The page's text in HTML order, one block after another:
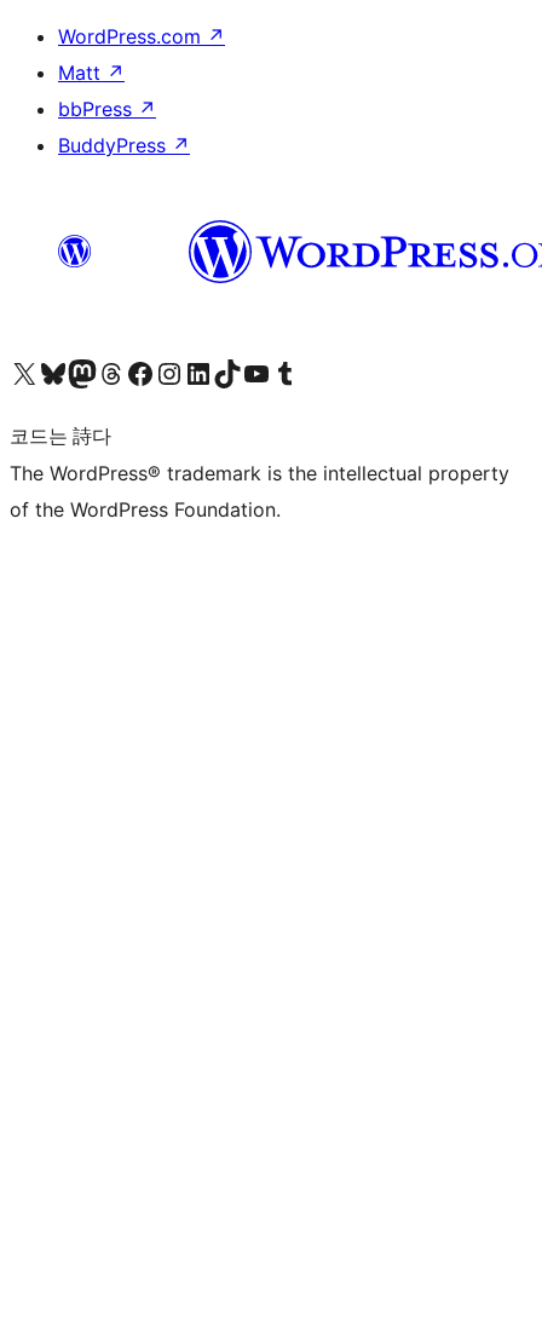
WordPress.com ↗
Matt ↗
bbPress ↗
BuddyPress ↗
X(이전 트위터) 계정 방문하기블루스카이 계정 방문하기마스토돈 계정 방문하기스레드 계정 방문하기 페이스북 페이지 방문하기인스타그램 계정 방문하기 LinkedIn 계정 방문하기틱톡 계정 방문하기유튜브 채널 방문하기 텀블러 계정 방문하기
코드는 詩다
The WordPress® trademark is the intellectual property
of the WordPress Foundation.